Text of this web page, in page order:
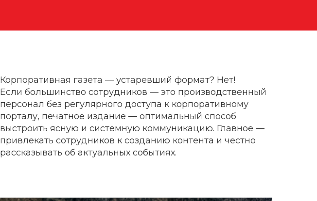
Корпоративная газета — устаревший формат? Нет!
Если большинство сотрудников — это производственный
персонал без регулярного доступа к корпоративному
порталу, печатное издание — оптимальный способ
выстроить ясную и системную коммуникацию. Главное —
привлекать сотрудников к созданию контента и честно
рассказывать об актуальных событиях.